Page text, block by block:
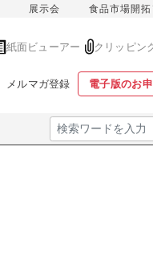
展示会 食品市場開
紙面ビューアー クリッピン
メルマガ登録 電子版のお